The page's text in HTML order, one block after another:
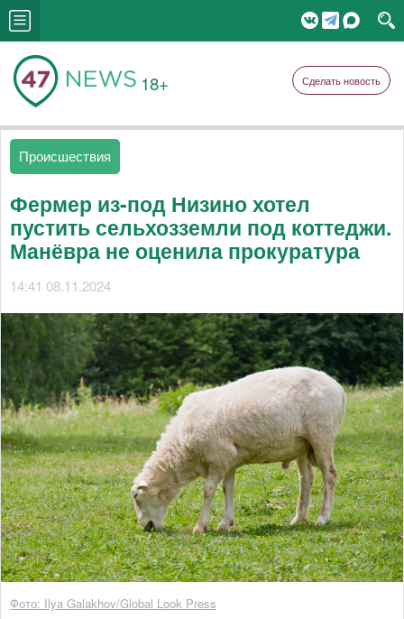
18+ Сделать новость
Происшествия
Фермер из-под Низино хотел
пустить сельхозземли под коттеджи.
Манёвра не оценила прокуратура
14:41 08.11.2024
Фото: Ilya Galakhov/Global Look Press